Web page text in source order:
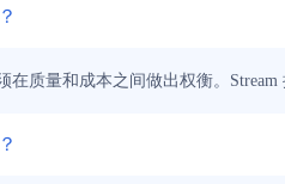
在质量和成本之间做出权衡。